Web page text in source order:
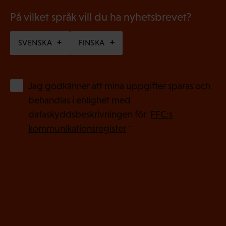
)
På vilket språk vill du ha nyhetsbrevet?
SVENSKA FINSKA
Jag godkänner att mina uppgifter sparas och
behandlas i enlighet med
dataskyddsbeskrivningen för FFC:s
kommunikationsregister*